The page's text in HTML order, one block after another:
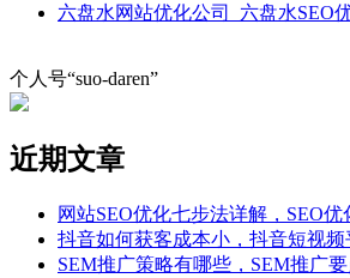
六盘水网站优化公司_六盘水SEO
个人号“suo-daren”
近期文章
网站SEO优化七步法详解，SEO优
抖音如何获客成本小，抖音短视
SEM推广策略有哪些，SEM推广